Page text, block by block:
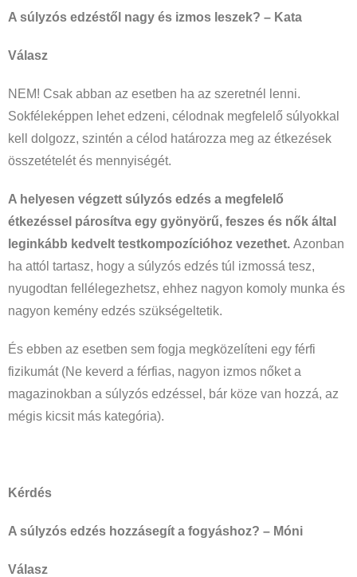
A súlyzós edzéstől nagy és izmos leszek? – Kata
Válasz
NEM! Csak abban az esetben ha az szeretnél lenni.
Sokféleképpen lehet edzeni, célodnak megfelelő súlyokkal
kell dolgozz, szintén a célod határozza meg az étkezések
összetételét és mennyiségét.
A helyesen végzett súlyzós edzés a megfelelő
étkezéssel párosítva egy gyönyörű, feszes és nők által
leginkább kedvelt testkompozícióhoz vezethet. Azonban
ha attól tartasz, hogy a súlyzós edzés túl izmossá tesz,
nyugodtan fellélegezhetsz, ehhez nagyon komoly munka és
nagyon kemény edzés szükségeltetik.
És ebben az esetben sem fogja megközelíteni egy férfi
fizikumát (Ne keverd a férfias, nagyon izmos nőket a
magazinokban a súlyzós edzéssel, bár köze van hozzá, az
mégis kicsit más kategória).
Kérdés
A súlyzós edzés hozzásegít a fogyáshoz? – Móni
Válasz